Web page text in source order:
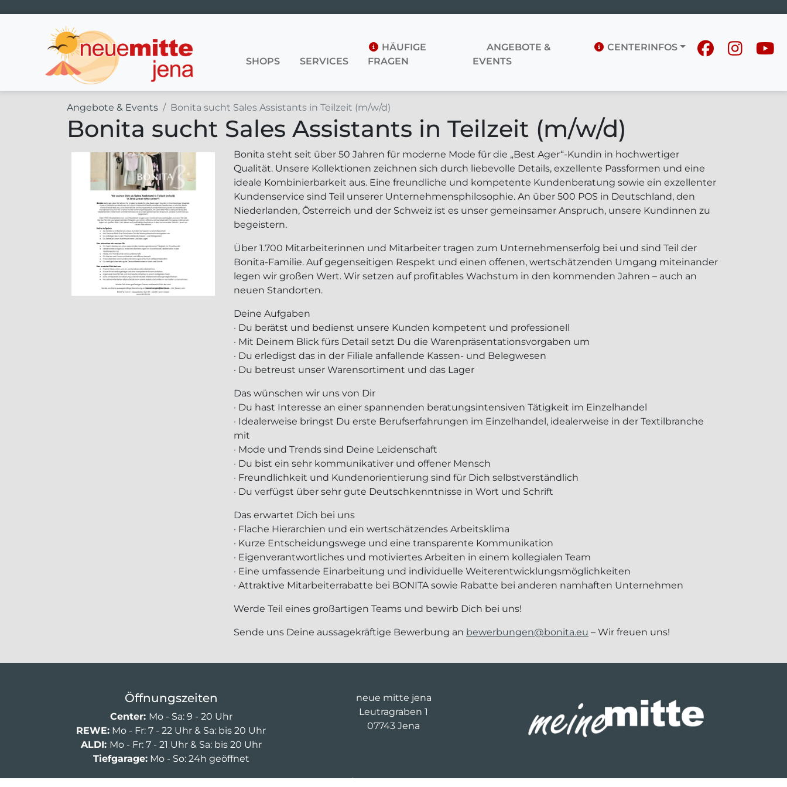
Hauptnavigation SHOPS SERVICES
HÄUFIGE
FRAGEN
ANGEBOTE &
EVENTS
CENTERINFOS
Angebote & Events Bonita sucht Sales Assistants in Teilzeit (m/w/d)
Bonita sucht Sales Assistants in Teilzeit (m/w/d)
Bonita steht seit über 50 Jahren für moderne Mode für die „Best Ager“-Kundin in hochwertiger
Qualität. Unsere Kollektionen zeichnen sich durch liebevolle Details, exzellente Passformen und eine
ideale Kombinierbarkeit aus. Eine freundliche und kompetente Kundenberatung sowie ein exzellenter
Kundenservice sind Teil unserer Unternehmensphilosophie. An über 500 POS in Deutschland, den
Niederlanden, Österreich und der Schweiz ist es unser gemeinsamer Anspruch, unsere Kundinnen zu
begeistern.
Über 1.700 Mitarbeiterinnen und Mitarbeiter tragen zum Unternehmenserfolg bei und sind Teil der
Bonita-Familie. Auf gegenseitigen Respekt und einen offenen, wertschätzenden Umgang miteinander
legen wir großen Wert. Wir setzen auf profitables Wachstum in den kommenden Jahren – auch an
neuen Standorten.
Deine Aufgaben
· Du berätst und bedienst unsere Kunden kompetent und professionell
· Mit Deinem Blick fürs Detail setzt Du die Warenpräsentationsvorgaben um
· Du erledigst das in der Filiale anfallende Kassen- und Belegwesen
· Du betreust unser Warensortiment und das Lager
Das wünschen wir uns von Dir
· Du hast Interesse an einer spannenden beratungsintensiven Tätigkeit im Einzelhandel
· Idealerweise bringst Du erste Berufserfahrungen im Einzelhandel, idealerweise in der Textilbranche
mit
· Mode und Trends sind Deine Leidenschaft
· Du bist ein sehr kommunikativer und offener Mensch
· Freundlichkeit und Kundenorientierung sind für Dich selbstverständlich
· Du verfügst über sehr gute Deutschkenntnisse in Wort und Schrift
Das erwartet Dich bei uns
· Flache Hierarchien und ein wertschätzendes Arbeitsklima
· Kurze Entscheidungswege und eine transparente Kommunikation
· Eigenverantwortliches und motiviertes Arbeiten in einem kollegialen Team
· Eine umfassende Einarbeitung und individuelle Weiterentwicklungsmöglichkeiten
· Attraktive Mitarbeiterrabatte bei BONITA sowie Rabatte bei anderen namhaften Unternehmen
Werde Teil eines großartigen Teams und bewirb Dich bei uns!
Sende uns Deine aussagekräftige Bewerbung an bewerbungen@bonita.eu – Wir freuen uns!
Öffnungszeiten
Center: Mo - Sa: 9 - 20 Uhr
REWE: Mo - Fr: 7 - 22 Uhr & Sa: bis 20 Uhr
ALDI: Mo - Fr: 7 - 21 Uhr & Sa: bis 20 Uhr
Tiefgarage:Mo - So: 24h geöffnet
Noch 2 Stunden und 6 Minuten geöffnet
neue mitte jena
Leutragraben 1
07743 Jena
03643 8674 854